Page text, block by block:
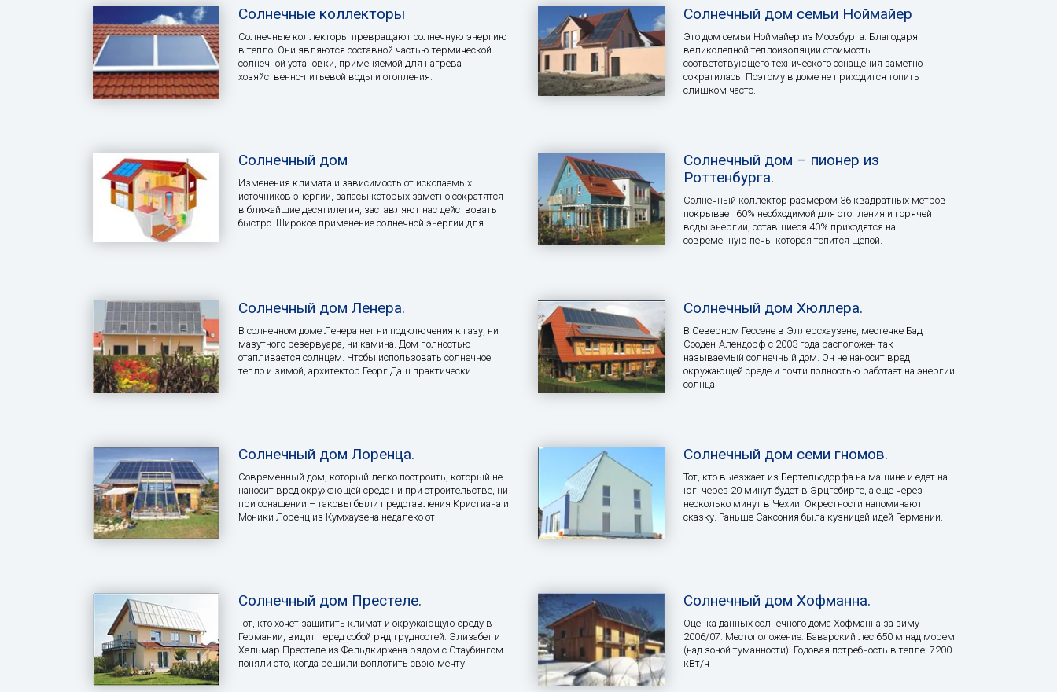
Солнечные коллекторы
Солнечные коллекторы превращают солнечную энергию
в тепло. Они являются составной частью термической
солнечной установки, применяемой для нагрева
хозяйственно-питьевой воды и отопления.
Солнечный дом семьи Ноймайер
Это дом семьи Ноймайер из Моозбурга. Благодаря
великолепной теплоизоляции стоимость
соответствующего технического оснащения заметно
сократилась. Поэтому в доме не приходится топить
слишком часто.
Солнечный дом
Изменения климата и зависимость от ископаемых
источников энергии, запасы которых заметно сократятся
в ближайшие десятилетия, заставляют нас действовать
быстро. Широкое применение солнечной энергии для
Солнечный дом – пионер из
Роттенбурга.
Солнечный коллектор размером 36 квадратных метров
покрывает 60% необходимой для отопления и горячей
воды энергии, оставшиеся 40% приходятся на
современную печь, которая топится щепой.
Солнечный дом Ленера.
В солнечном доме Ленера нет ни подключения к газу, ни
мазутного резервуара, ни камина. Дом полностью
отапливается солнцем. Чтобы использовать солнечное
тепло и зимой, архитектор Георг Даш практически
Солнечный дом Хюллера.
В Северном Гессене в Эллерсхаузене, местечке Бад
Сооден-Алендорф с 2003 года расположен так
называемый солнечный дом. Он не наносит вред
окружающей среде и почти полностью работает на энергии
солнца.
Солнечный дом Лоренца.
Современный дом, который легко построить, который не
наносит вред окружающей среде ни при строительстве, ни
при оснащении – таковы были представления Кристиана и
Моники Лоренц из Кумхаузена недалеко от
Солнечный дом семи гномов.
Тот, кто выезжает из Бертельсдорфа на машине и едет на
юг, через 20 минут будет в Эрцгебирге, а еще через
несколько минут в Чехии. Окрестности напоминают
сказку. Раньше Саксония была кузницей идей Германии.
Солнечный дом Престеле.
Тот, кто хочет защитить климат и окружающую среду в
Германии, видит перед собой ряд трудностей. Элизабет и
Хельмар Престеле из Фельдкирхена рядом с Стаубингом
поняли это, когда решили воплотить свою мечту
Солнечный дом Хофманна.
Оценка данных солнечного дома Хофманна за зиму
2006/07. Местоположение: Баварский лес 650 м над морем
(над зоной туманности). Годовая потребность в тепле: 7200
кВт/ч